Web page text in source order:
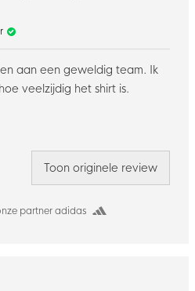
partner adidas
aan een geweldig team. Ik
veelzijdig het shirt is.
Toon originele review